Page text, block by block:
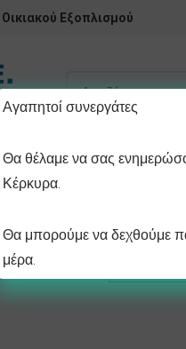
Εξοπλισμού
Προϊόντα
Αγαπητοί συνεργάτες
Θα θέλαμε να σας
Κέρκυρα.
Θα μπορούμε να δεχθούμε
μέρα.